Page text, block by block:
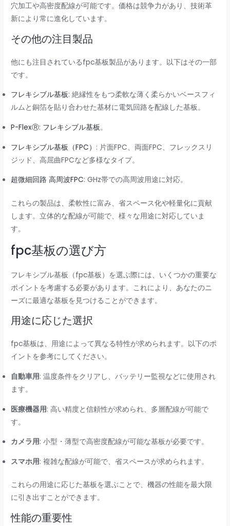
穴加工や高密度配線が可能です。価格は競争力があり、技術革
新により常に進化しています。
その他の注目製品
他にも注目されているfpc基板製品があります。以下はその一部
です。
フレキシブル基板: 絶縁性をもつ柔軟な薄く柔らかいベースフィ
ルムと銅箔を貼り合わせた基材に電気回路を配線した基板。
P-FlexⓇ: フレキシブル基板。
フレキシブル基板（FPC） : 片面FPC、両面FPC、フレックスリ
ジッド、高屈曲FPCなど多様なタイプ。
超微細回路 高周波FPC: GHz帯での高周波用途に対応。
これらの製品は、柔軟性に富み、省スペース化や軽量化に貢献
します。立体的な配線が可能で、様々な用途に対応していま
す。
fpc基板の選び方
フレキシブル基板（fpc基板）を選ぶ際には、いくつかの重要な
ポイントを考慮する必要があります。これにより、あなたのニ
ーズに最適な基板を見つけることができます。
用途に応じた選択
fpc基板は、用途によって異なる特性が求められます。以下のポ
イントを参考にしてください。
自動車用: 温度条件をクリアし、バッテリー監視などに使用され
ます。
医療機器用: 高い精度と信頼性が求められ、多層配線が可能で
す。
カメラ用: 小型・薄型で高密度配線が可能な基板が必要です。
スマホ用: 複雑な配線が可能で、省スペースが求められます。
これらの用途に応じた基板を選ぶことで、機器の性能を最大限
に引き出すことができます。
性能の重要性